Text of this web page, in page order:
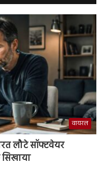
वायरल
लौटे सॉफ्टवेयर